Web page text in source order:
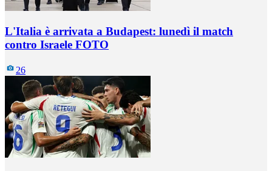
L'Italia è arrivata a Budapest: lunedì il match
contro Israele FOTO
26